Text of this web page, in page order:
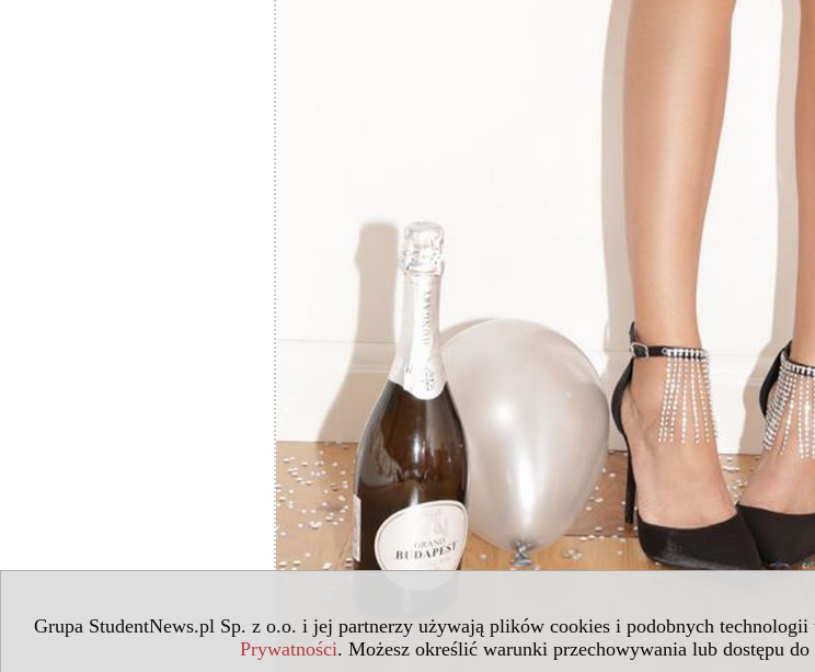
Grupa StudentNews.pl Sp. z o.o. i jej partnerzy używają plików cookies i podobnych
Prywatności. Możesz określić warunki przechowywania lub dostępu